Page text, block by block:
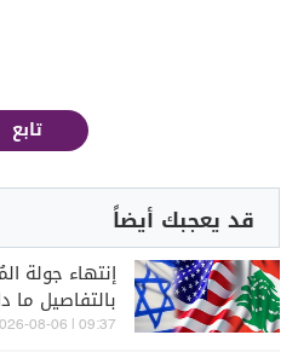
تابع
قد يعجبك أيضاً
إنتهاء جولة
بالتفاصيل ما
والإسرائيليّ
09:37 | 2026-08-06